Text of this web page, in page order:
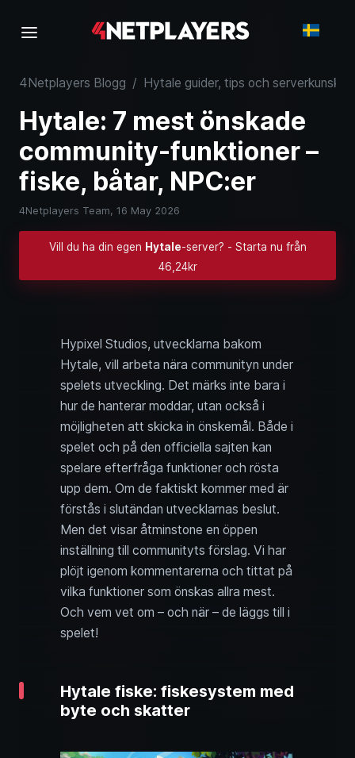
4Netplayers Blogg / Hytale guider, tips och serverkunskap
Hytale: 7 mest önskade
community-funktioner –
fiske, båtar, NPC:er
4Netplayers Team, 16 May 2026
Vill du ha din egen Hytale-server? - Starta nu från
46,24kr
Hypixel Studios, utvecklarna bakom
Hytale, vill arbeta nära communityn under
spelets utveckling. Det märks inte bara i
hur de hanterar moddar, utan också i
möjligheten att skicka in önskemål. Både i
spelet och på den officiella sajten kan
spelare efterfråga funktioner och rösta
upp dem. Om de faktiskt kommer med är
förstås i slutändan utvecklarnas beslut.
Men det visar åtminstone en öppen
inställning till communityts förslag. Vi har
plöjt igenom kommentarerna och tittat på
vilka funktioner som önskas allra mest.
Och vem vet om – och när – de läggs till i
spelet!
Hytale fiske: fiskesystem med
byte och skatter